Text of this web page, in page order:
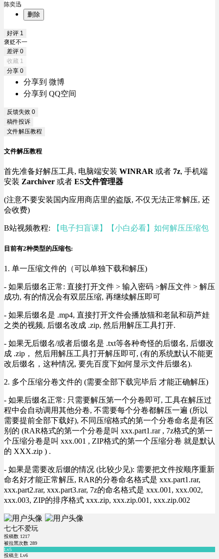
陈奕迅
删除
好评 1
褒贬不一
差评 0
收藏 1
分享 0
分享到 微博
分享到 QQ空间
反馈失效 0
稿件投诉
文件解压教程
文件解压教程
首先准备好解压工具, 电脑端安装 WINRAR 或者 7z, 手机端
安装 Zarchiver 或者 ES文件管理器
(注意不要安装国内应用商店里的盗版, 不仅无法正常解压, 还
会收费)
B站视频教程: 【电子扫盲课】【小白必看】如何解压压缩包
目前有2种类型的压缩包:
1. 单一压缩文件的（可以单独下载和解压)
- 如果后缀名正常: 直接打开文件 > 输入密码 >解压文件 > 解压
成功, 有的情况会有双层压缩, 再继续解压即可
- 如果后缀名是 .mp4, 直接打开文件会播放猫和老鼠和葫芦娃
之类的视频, 后缀名改成 .zip, 然后用解压工具打开.
- 如果无后缀名/或者后缀名是 .txt等各种奇怪的后缀名, 后缀改
成 .zip， 然后用解压工具打开解压即可, (有的系统默认不能更
改后缀名，这种情况, 要先百度下如何显示文件后缀名).
2. 多个压缩分卷文件的 (需要全部下载完毕后 才能正确解压)
- 如果后缀名正常: 只需要解压第一个分卷即可, 工具在解压过
程中会自动调用其他分卷, 不需要每个分卷都解压一遍 (所以
需要提前全部下载好), 不同压缩格式的第一个分卷命名是有区
别的 (RAR格式的第一个分卷是叫 xxx.part1.rar , 7z格式的第一
个压缩分卷是叫 xxx.001 , ZIP格式的第一个压缩分卷 就是默认
的 XXX.zip ) .
- 如果是需要改后缀的情况 (比较少见): 需要把文件按顺序重新
命名好才能正常解压, RAR的分卷命名格式是 xxx.part1.rar,
xxx.part2.rar, xxx.part3.rar, 7z的命名格式是 xxx.001, xxx.002,
xxx.003, ZIP的排序格式 xxx.zip, xxx.zip.001, xxx.zip.002
七七不爱玩
投稿数 1217
被拉黑次数 289
Lv5
投稿主 Lv6